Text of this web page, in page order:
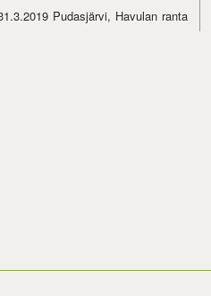
Pudasjärvi, Havulan ranta